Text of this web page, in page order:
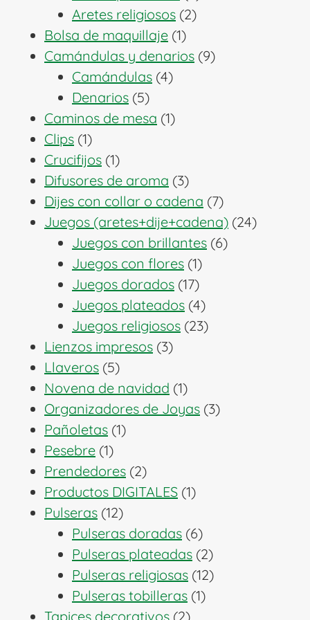
productos
Aretes religiosos 22
Bolsa de maquillaje 11
producto
Camándulas y denarios 99
Camándulas 44
Denarios 55
productos
Caminos de mesa 11
Clips 11
producto
Crucifijos 11
producto
Difusores de aroma 33
productos
Dijes con collar o cadena 77
productos
Juegos (aretes+dije+cadena) 2424
Juegos con brillantes 66
Juegos con flores 11
producto
Juegos dorados 1717
productos
Juegos plateados 44
productos
Juegos religiosos 2323
Lienzos impresos 33
Llaveros 55
productos
Novena de navidad 11
producto
Organizadores de Joyas 33
Pañoletas 11
Pesebre 11
producto
Prendedores 22
productos
Productos DIGITALES 11
Pulseras 1212
productos
Pulseras doradas 66
productos
Pulseras plateadas 22
productos
Pulseras religiosas 1212
Pulseras tobilleras 11
Tapices decorativos 22